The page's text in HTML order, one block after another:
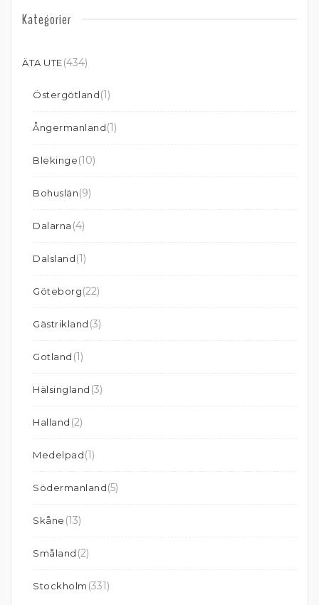
Kategorier
ÄTA UTE(434)
Östergötland(1)
Ångermanland(1)
Blekinge(10)
Bohuslän(9)
Dalarna (4)
Dalsland(1)
Göteborg(22)
Gästrikland (3)
Gotland (1)
Hälsingland (3)
Halland (2)
Medelpad(1)
Södermanland(5)
Skåne (13)
Småland (2)
Stockholm (331)